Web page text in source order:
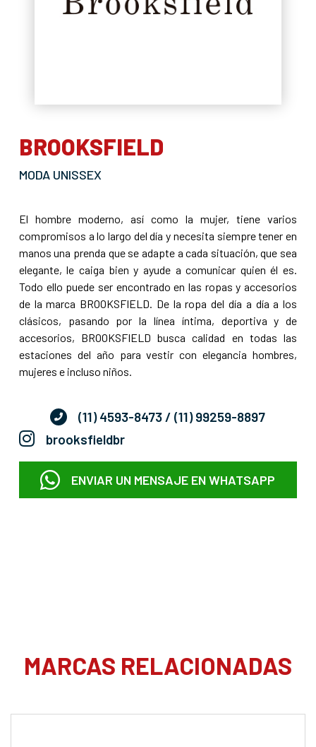
BROOKSFIELD
MODA UNISSEX
El hombre moderno, así como la mujer, tiene varios
compromisos a lo largo del día y necesita siempre tener en
manos una prenda que se adapte a cada situación, que sea
elegante, le caiga bien y ayude a comunicar quien él es.
Todo ello puede ser encontrado en las ropas y accesorios
de la marca BROOKSFIELD. De la ropa del día a día a los
clásicos, pasando por la línea íntima, deportiva y de
accesorios, BROOKSFIELD busca calidad en todas las
estaciones del año para vestir con elegancia hombres,
mujeres e incluso niños.
(11) 4593-8473 / (11) 99259-8897
brooksfieldbr
ENVIAR UN MENSAJE EN WHATSAPP
MARCAS RELACIONADAS